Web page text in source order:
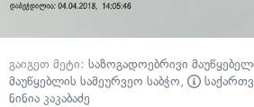
გაიგეთ მეტი: საზოგადოებრივი
მაუწყებლის სამეურვეო საბჭო,
ნინია კაკაბაძე